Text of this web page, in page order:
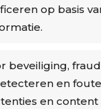
op basis
beveiliging,
en
en content